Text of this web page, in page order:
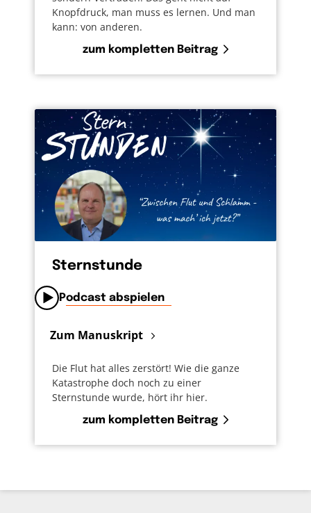
Knopfdruck, man muss es lernen. Und man
kann: von anderen.
zum kompletten Beitrag
Sternstunde
Podcast abspielen
Zum Manuskript
Die Flut hat alles zerstört! Wie die ganze
Katastrophe doch noch zu einer
Sternstunde wurde, hört ihr hier.
zum kompletten Beitrag